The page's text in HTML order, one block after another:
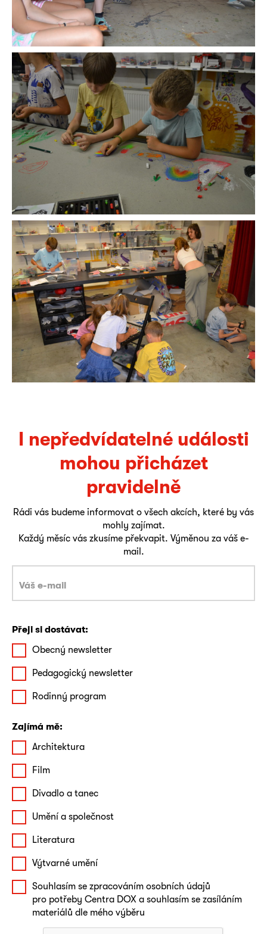
I nepředvídatelné události
mohou přicházet
pravidelně
Rádi vás budeme informovat o všech akcích, které by vás
mohly zajímat.
Každý měsíc vás zkusíme překvapit. Výměnou za váš e-
mail.
Přeji si dostávat:
Obecný newsletter
Pedagogický newsletter
Rodinný program
Zajímá mě:
Architektura
Film
Divadlo a tanec
Umění a společnost
Literatura
Výtvarné umění
Souhlasím se zpracováním osobních údajů
pro potřeby Centra DOX a souhlasím se zasíláním
materiálů dle mého výběru